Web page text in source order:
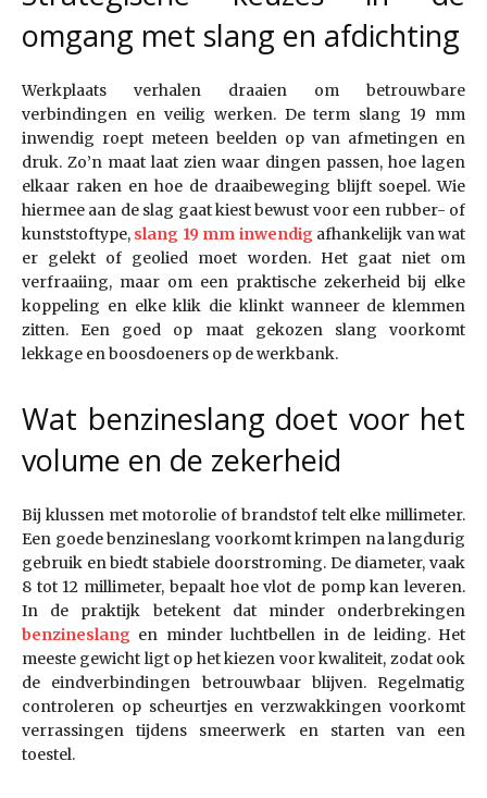
omgang met slang en afdichting
Werkplaats verhalen draaien om betrouwbare
verbindingen en veilig werken. De term slang 19 mm
inwendig roept meteen beelden op van afmetingen en
druk. Zo’n maat laat zien waar dingen passen, hoe lagen
elkaar raken en hoe de draaibeweging blijft soepel. Wie
hiermee aan de slag gaat kiest bewust voor een rubber- of
kunststoftype, slang 19 mm inwendigafhankelijk van wat
er gelekt of geolied moet worden. Het gaat niet om
verfraaiing, maar om een praktische zekerheid bij elke
koppeling en elke klik die klinkt wanneer de klemmen
zitten. Een goed op maat gekozen slang voorkomt
lekkage en boosdoeners op de werkbank.
Wat benzineslang doet voor het
volume en de zekerheid
Bij klussen met motorolie of brandstof telt elke millimeter.
Een goede benzineslang voorkomt krimpen na langdurig
gebruik en biedt stabiele doorstroming. De diameter, vaak
8 tot 12 millimeter, bepaalt hoe vlot de pomp kan leveren.
In de praktijk betekent dat minder onderbrekingen
benzineslang en minder luchtbellen in de leiding. Het
meeste gewicht ligt op het kiezen voor kwaliteit, zodat ook
de eindverbindingen betrouwbaar blijven. Regelmatig
controleren op scheurtjes en verzwakkingen voorkomt
verrassingen tijdens smeerwerk en starten van een
toestel.